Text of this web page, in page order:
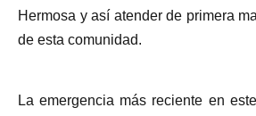
Hermosa y así atender de primera
de esta comunidad.
La emergencia más reciente en